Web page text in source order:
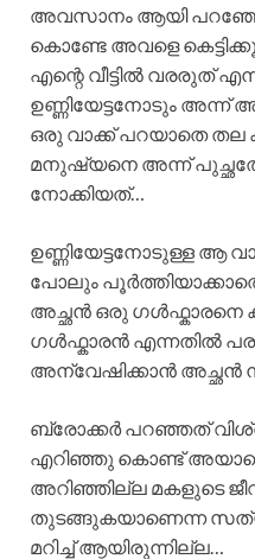
അവസാനം ആയി
കൊണ്ടേ അവളെ
എന്റെ വീട്ടിൽ വരരുത്
ഉണ്ണിയേട്ടനോടും
ഒരു വാക്ക് പറയാതെ തല
മനുഷ്യനെ അന്ന്
നോക്കിയത്…
ഉണ്ണിയേട്ടനോടുള്ള ആ
പോലും
അച്ഛൻ ഒരു ഗൾഫ്കാരനെ
ഗൾഫ്കാരൻ എന്നതിൽ
അന്വേഷിക്കാൻ അച്ഛൻ
ബ്രോക്കർ പറഞ്ഞത്
എറിഞ്ഞു കൊണ്ട്
അറിഞ്ഞില്ല മകളുടെ
തുടങ്ങുകയാണെന്ന
മറിച്ച് ആയിരുന്നില്ല…